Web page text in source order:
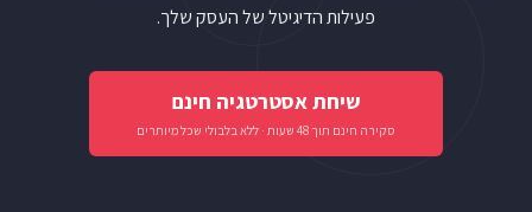
פעילות הדיגיטל של העסק שלך.
שיחת אסטרטגיה חינם
סקירה חינם תוך 48 שעות · ללא בלבולי שכל מיותרים